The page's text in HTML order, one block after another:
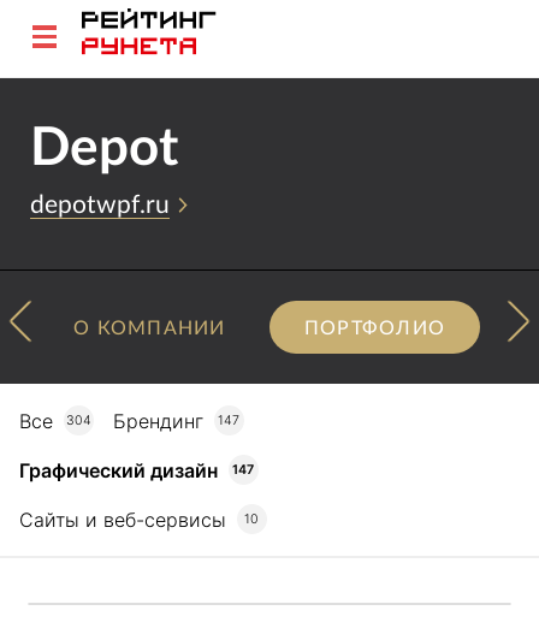
Depot
depotwpf.ru
О КОМПАНИИ ПОРТФОЛИО
Все 304 Брендинг 147
Графический дизайн 147
Сайты и веб-сервисы 10